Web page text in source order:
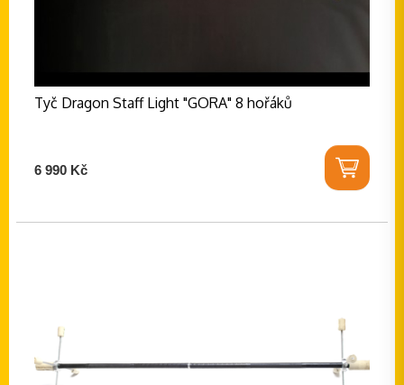
Tyč Dragon Staff Light "GORA" 8 hořáků
6 990 Kč